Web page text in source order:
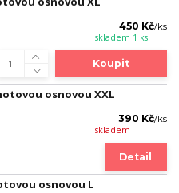
450 Kč/ks
skladem 1 ks
Koupit
osnovou XXL
390 Kč/ks
skladem
Detail
osnovou L